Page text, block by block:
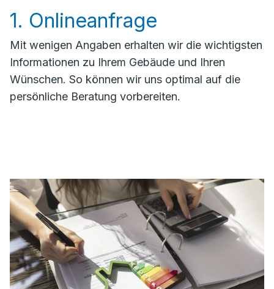
1. Onlineanfrage
Mit wenigen Angaben erhalten wir die wichtigsten
Informationen zu Ihrem Gebäude und Ihren
Wünschen. So können wir uns optimal auf die
persönliche Beratung vorbereiten.